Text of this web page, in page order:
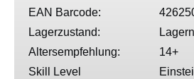
EAN Barcode:
Lagerzustand:
Altersempfehlung:
14+
Skill Level